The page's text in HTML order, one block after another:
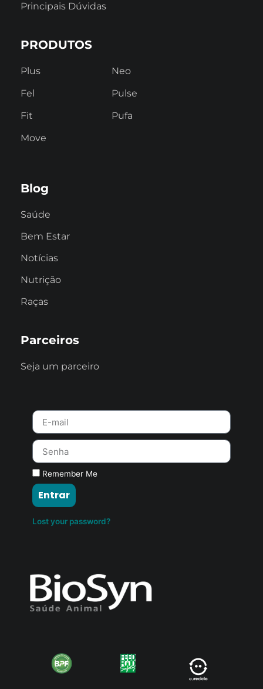
Principais Dúvidas
PRODUTOS
Plus
Fel
Fit
Move
Neo
Pulse
Pufa
Blog
Saúde
Bem Estar
Notícias
Nutrição
Raças
Parceiros
Seja um parceiro
Remember Me
Entrar
Lost your password?